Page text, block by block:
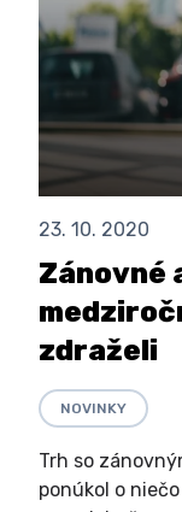
23. 10. 2020
Zánovné
zdraželi
NOVINKY
Trh so
ponúkol o